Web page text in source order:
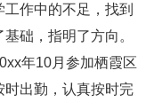
作中的不足，找到
础，指明了方向。
年10月参加栖霞区
出勤，认真按时完